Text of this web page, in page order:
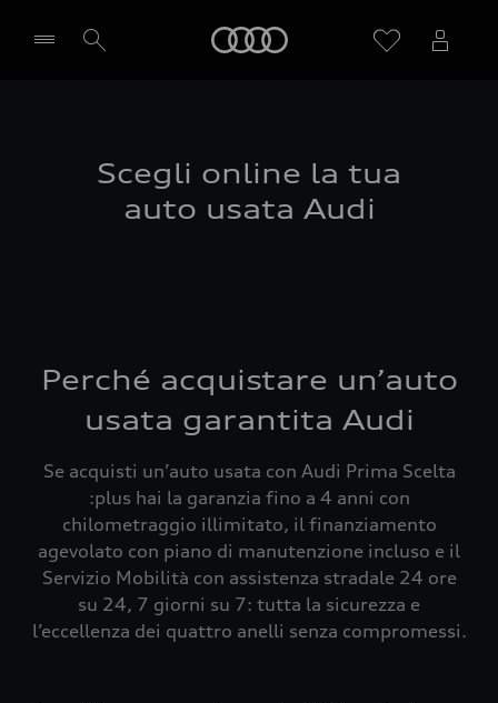
Scegli online la tua
auto usata Audi
Perché acquistare un’auto
usata garantita Audi
Se acquisti un’auto usata con Audi Prima Scelta
:plus hai la garanzia fino a 4 anni con
chilometraggio illimitato, il finanziamento
agevolato con piano di manutenzione incluso e il
Servizio Mobilità con assistenza stradale 24 ore
su 24, 7 giorni su 7: tutta la sicurezza e
l’eccellenza dei quattro anelli senza compromessi.